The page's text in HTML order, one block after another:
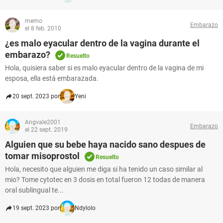
memo
el 8 feb. 2010
Embarazo
¿es malo eyacular dentro de la vagina durante el
embarazo?
Resuelto
Hola, quisiera saber si es malo eyacular dentro de la vagina de mi
esposa, ella está embarazada.
20 sept. 2023 por Yeni
Angvale2001
el 22 sept. 2019
Embarazo
Alguien que su bebe haya nacido sano despues de
tomar misoprostol
Resuelto
Hola, necesito que alguien me diga si ha tenido un caso similar al
mio? Tome cytotec en 3 dosis en total fueron 12 todas de manera
oral sublingual te...
19 sept. 2023 por Ndylolo